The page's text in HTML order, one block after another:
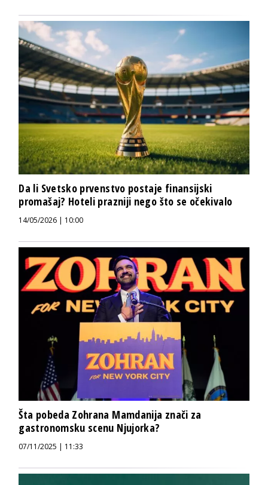
Da li Svetsko prvenstvo postaje finansijski
promašaj? Hoteli prazniji nego što se očekivalo
14/05/2026 | 10:00
Šta pobeda Zohrana Mamdanija znači za
gastronomsku scenu Njujorka?
07/11/2025 | 11:33